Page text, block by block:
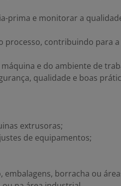
prima e monitorar a
processo, contribuindo para
e do ambiente de
qualidade e boas
extrusoras;
de equipamentos;
embalagens, borracha ou